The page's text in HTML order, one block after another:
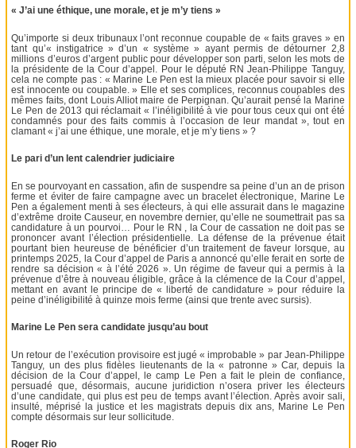
« J’ai une éthique, une morale, et je m’y tiens »
Qu’importe si deux tribunaux l’ont reconnue coupable de « faits graves » en
tant qu’« instigatrice » d’un « système » ayant permis de détourner 2,8
millions d’euros d’argent public pour développer son parti, selon les mots de
la présidente de la Cour d’appel. Pour le député RN Jean-Philippe Tanguy,
cela ne compte pas : « Marine Le Pen est la mieux placée pour savoir si elle
est innocente ou coupable. » Elle et ses complices, reconnus coupables des
mêmes faits, dont Louis Alliot maire de Perpignan. Qu’aurait pensé la Marine
Le Pen de 2013 qui réclamait « l’inéligibilité à vie pour tous ceux qui ont été
condamnés pour des faits commis à l’occasion de leur mandat », tout en
clamant « j’ai une éthique, une morale, et je m’y tiens » ?
Le pari d’un lent calendrier judiciaire
En se pourvoyant en cassation, afin de suspendre sa peine d’un an de prison
ferme et éviter de faire campagne avec un bracelet électronique, Marine Le
Pen a également menti à ses électeurs, à qui elle assurait dans le magazine
d’extrême droite Causeur, en novembre dernier, qu’elle ne soumettrait pas sa
candidature à un pourvoi… Pour le RN , la Cour de cassation ne doit pas se
prononcer avant l’élection présidentielle. La défense de la prévenue était
pourtant bien heureuse de bénéficier d’un traitement de faveur lorsque, au
printemps 2025, la Cour d’appel de Paris a annoncé qu’elle ferait en sorte de
rendre sa décision « à l’été 2026 ». Un régime de faveur qui a permis à la
prévenue d’être à nouveau éligible, grâce à la clémence de la Cour d’appel,
mettant en avant le principe de « liberté de candidature » pour réduire la
peine d’inéligibilité à quinze mois ferme (ainsi que trente avec sursis).
Marine Le Pen sera candidate jusqu’au bout
Un retour de l’exécution provisoire est jugé « improbable » par Jean-Philippe
Tanguy, un des plus fidèles lieutenants de la « patronne » Car, depuis la
décision de la Cour d’appel, le camp Le Pen a fait le plein de confiance,
persuadé que, désormais, aucune juridiction n’osera priver les électeurs
d’une candidate, qui plus est peu de temps avant l’élection. Après avoir sali,
insulté, méprisé la justice et les magistrats depuis dix ans, Marine Le Pen
compte désormais sur leur sollicitude.
Roger Rio